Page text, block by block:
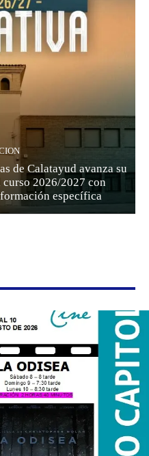
de Calatayud avanza su
2026/2027 con
específica